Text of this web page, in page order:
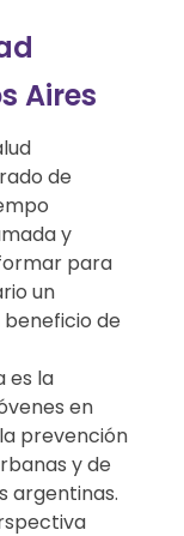
Aires
de
y
para
un
de
es la
en
prevención
y de
argentinas.